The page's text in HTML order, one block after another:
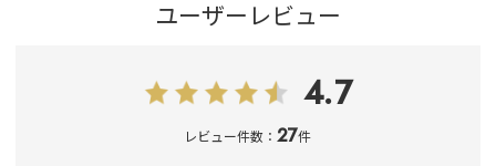
ユーザーレビュー
4.7
レビュー件数：27件